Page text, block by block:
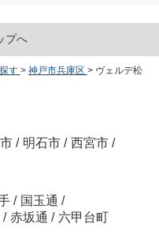
プへ
す > 神戸市兵庫区 > ヴェルデ松
/ 明石市 / 西宮市 /
/ 国玉通 /
/ 赤坂通 / 六甲台町